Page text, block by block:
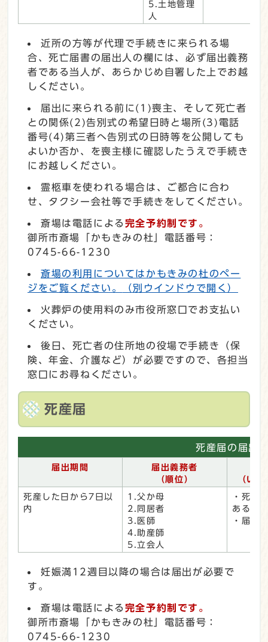
5.土地管理
人
近所の方等が代理で手続きに来られる場
合、死亡届書の届出人の欄には、必ず届出義務
者である当人が、あらかじめ自署した上でお越
しください。
届出に来られる前に(1)喪主、そして死亡者
との関係(2)告別式の希望日時と場所(3)電話
番号(4)第三者へ告別式の日時等を公開しても
よいか否か、を喪主様に確認したうえで手続き
にお越しください。
霊柩車を使われる場合は、ご都合に合わ
せ、タクシー会社等で手続きをしてください。
斎場は電話による 完全予約制です。
御所市斎場「かもきみの杜」電話番号：
0745-66-1230
斎場の利用についてはかもきみの杜のペー
ジをご覧ください。
（別ウインドウで開く）
火葬炉の使用料のみ市役所窓口でお支払い
ください。
後日、死亡者の住所地の役場で手続き（保
険、年金、介護など）が必要ですので、各担当
窓口にお尋ねください。
死産届
死産届の届出
届出期間
届出義務者
（順位）
（い
死産した日から7日以
内
1.父か母
2.同居者
3.医師
4.助産師
5.立会人
・死産
ある役
・届出
妊娠満12週目以降の場合は届出が必要で
す。
斎場は電話による 完全予約制です。
御所市斎場「かもきみの杜」電話番号：
0745-66-1230